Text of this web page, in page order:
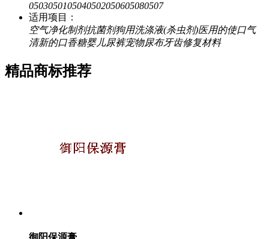
0503050105040502050605080507
适用项目：
空气净化制剂抗菌剂狗用洗涤液(杀虫剂)医用的使口气
清新的口香糖婴儿尿裤宠物尿布牙齿修复材料
精品商标推荐